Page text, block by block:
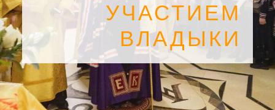
SEARCH
УЧАСТИЕМ
ВЛАДЫКИ